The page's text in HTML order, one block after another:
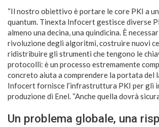
“Il nostro obiettivo è portare le core PKI a
quantum. Tinexta Infocert gestisce diverse
almeno una decina, una quindicina. È
rivoluzione degli algoritmi, costruire nuovi
ridistribuire gli strumenti che tengono le
protocolli: è un processo estremamente
concreto aiuta a comprendere la portata del
Infocert fornisce l’infrastruttura PKI per gli
produzione di Enel. “Anche quella dovrà
Un problema globale, una